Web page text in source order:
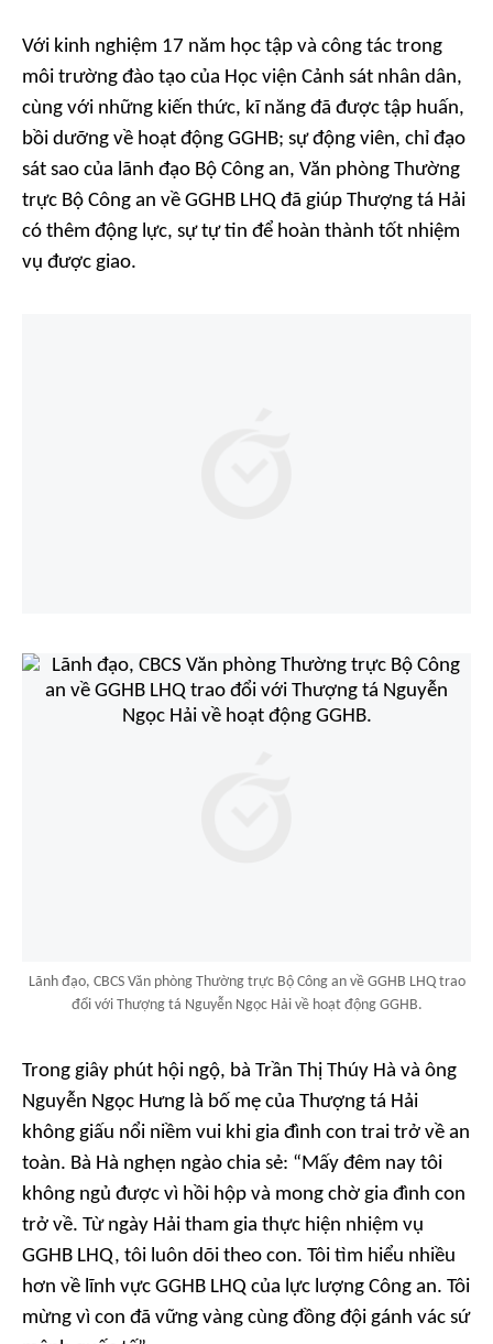
Với kinh nghiệm 17 năm học tập và công tác trong
môi trường đào tạo của Học viện Cảnh sát nhân dân,
cùng với những kiến thức, kĩ năng đã được tập huấn,
bồi dưỡng về hoạt động GGHB; sự động viên, chỉ đạo
sát sao của lãnh đạo Bộ Công an, Văn phòng Thường
trực Bộ Công an về GGHB LHQ đã giúp Thượng tá Hải
có thêm động lực, sự tự tin để hoàn thành tốt nhiệm
vụ được giao.
Lãnh đạo, CBCS Văn phòng Thường trực Bộ Công an về GGHB LHQ trao
đổi với Thượng tá Nguyễn Ngọc Hải về hoạt động GGHB.
Trong giây phút hội ngộ, bà Trần Thị Thúy Hà và ông
Nguyễn Ngọc Hưng là bố mẹ của Thượng tá Hải
không giấu nổi niềm vui khi gia đình con trai trở về an
toàn. Bà Hà nghẹn ngào chia sẻ: “Mấy đêm nay tôi
không ngủ được vì hồi hộp và mong chờ gia đình con
trở về. Từ ngày Hải tham gia thực hiện nhiệm vụ
GGHB LHQ, tôi luôn dõi theo con. Tôi tìm hiểu nhiều
hơn về lĩnh vực GGHB LHQ của lực lượng Công an. Tôi
mừng vì con đã vững vàng cùng đồng đội gánh vác sứ